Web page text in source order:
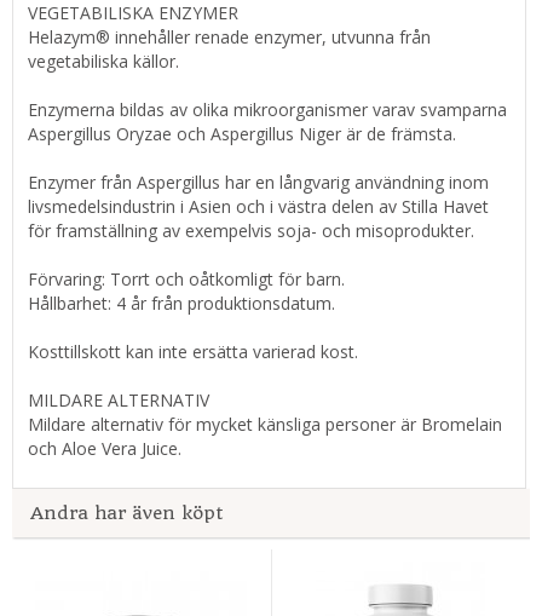
VEGETABILISKA ENZYMER
Helazym® innehåller renade enzymer, utvunna från
vegetabiliska källor.
Enzymerna bildas av olika mikroorganismer varav svamparna
Aspergillus Oryzae och Aspergillus Niger är de främsta.
Enzymer från Aspergillus har en långvarig användning inom
livsmedelsindustrin i Asien och i västra delen av Stilla Havet
för framställning av exempelvis soja- och misoprodukter.
Förvaring: Torrt och oåtkomligt för barn.
Hållbarhet: 4 år från produktionsdatum.
Kosttillskott kan inte ersätta varierad kost.
MILDARE ALTERNATIV
Mildare alternativ för mycket känsliga personer är Bromelain
och Aloe Vera Juice.
Andra har även köpt